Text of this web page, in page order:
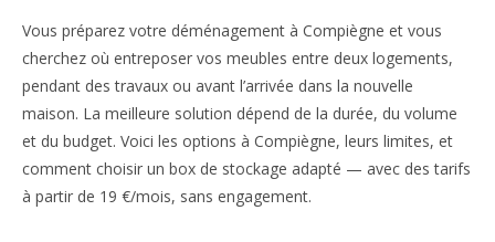
Vous préparez votre déménagement à Compiègne et vous
cherchez où entreposer vos meubles entre deux logements,
pendant des travaux ou avant l’arrivée dans la nouvelle
maison. La meilleure solution dépend de la durée, du volume
et du budget. Voici les options à Compiègne, leurs limites, et
comment choisir un box de stockage adapté — avec des tarifs
à partir de 19 €/mois, sans engagement.